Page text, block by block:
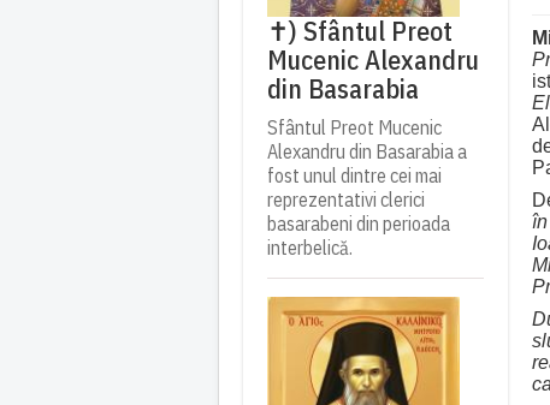
✝) Sfântul Preot
Mucenic Alexandru
din Basarabia
Sfântul Preot Mucenic
Alexandru din Basarabia a
fost unul dintre cei mai
reprezentativi clerici
basarabeni din perioada
interbelică.